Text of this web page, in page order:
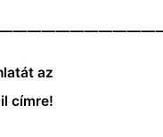
az
címre!